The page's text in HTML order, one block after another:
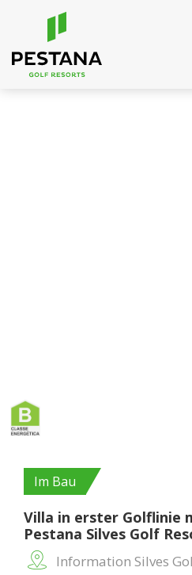
Im Bau
Villa in erster Golflinie
Pestana Silves Golf
Information Silves